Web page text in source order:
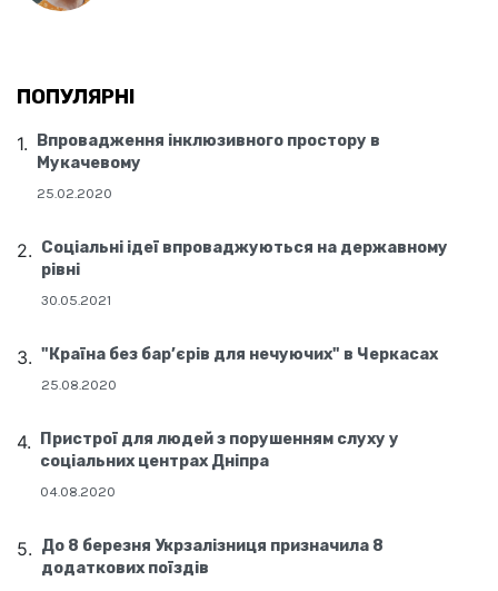
ПОПУЛЯРНІ
Впровадження інклюзивного простору в
Мукачевому
25.02.2020
Соціальні ідеї впроваджуються на державному
рівні
30.05.2021
"Країна без бар’єрів для нечуючих" в Черкасах
25.08.2020
Пристрої для людей з порушенням слуху у
соціальних центрах Дніпра
04.08.2020
До 8 березня Укрзалізниця призначила 8
додаткових поїздів